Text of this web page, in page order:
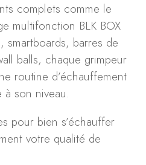
complets comme le
multifonction BLK BOX
smartboards, barres de
balls, chaque grimpeur
routine d’échauffement
à son niveau.
pour bien s’échauffer
votre qualité de